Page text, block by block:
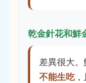
乾金針花和鮮
差異很大。
不能生吃，